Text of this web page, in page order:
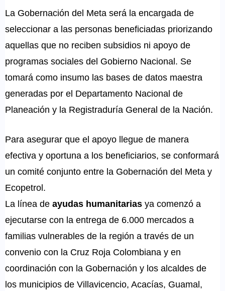
La Gobernación del Meta será la encargada de
seleccionar a las personas beneficiadas priorizando
aquellas que no reciben subsidios ni apoyo de
programas sociales del Gobierno Nacional. Se
tomará como insumo las bases de datos maestra
generadas por el Departamento Nacional de
Planeación y la Registraduría General de la Nación.
Para asegurar que el apoyo llegue de manera
efectiva y oportuna a los beneficiarios, se conformará
un comité conjunto entre la Gobernación del Meta y
Ecopetrol.
La línea de ayudas humanitarias ya comenzó a
ejecutarse con la entrega de 6.000 mercados a
familias vulnerables de la región a través de un
convenio con la Cruz Roja Colombiana y en
coordinación con la Gobernación y los alcaldes de
los municipios de Villavicencio, Acacías, Guamal,